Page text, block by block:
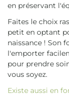
en préservant
Faites le choix
petit en optant
naissance ! Son
l'emporter
pour prendre
vous soyez.
Existe aussi en